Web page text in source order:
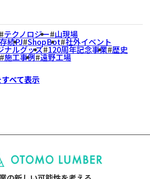
テクノロジー 山現場
続PJ ShopBot 社外イベント
ナルグッズ 120周年記念事業 歴史
施工事例 遠野工場
べて表示